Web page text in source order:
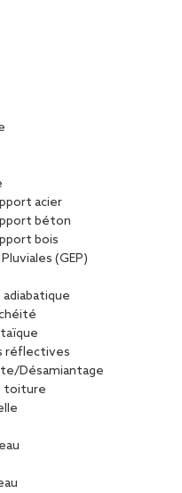
acier
béton
bois
(GEP)
réflectives
Désamiantage
toiture
28-